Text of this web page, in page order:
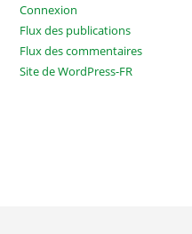
Connexion
Flux des publications
Flux des commentaires
Site de WordPress-FR